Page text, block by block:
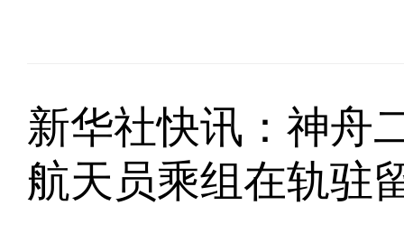
新华社快讯：神舟
航天员乘组在轨驻